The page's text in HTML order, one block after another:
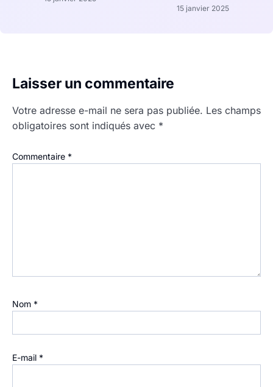
15 janvier 2025
Laisser un commentaire
Votre adresse e-mail ne sera pas publiée. Les champs
obligatoires sont indiqués avec *
Commentaire *
Nom *
E-mail *